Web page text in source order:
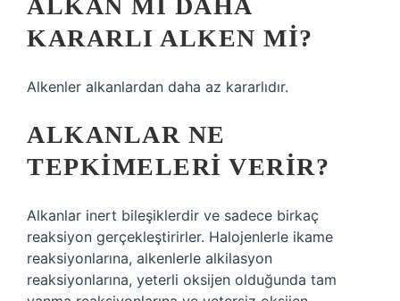
ALKAN MI DAHA
KARARLI ALKEN MI?
Alkenler alkanlardan daha az kararlıdır.
ALKANLAR NE
TEPKIMELERI VERIR?
Alkanlar inert bileşiklerdir ve sadece birkaç
reaksiyon gerçekleştirirler. Halojenlerle ikame
reaksiyonlarına, alkenlerle alkilasyon
reaksiyonlarına, yeterli oksijen olduğunda tam